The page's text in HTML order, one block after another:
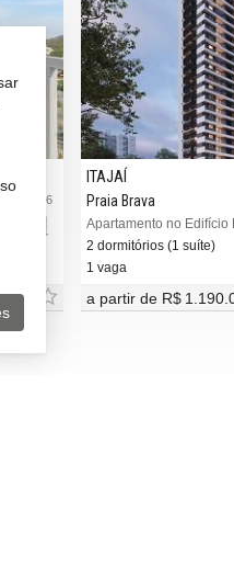
#1.636
ITAJAÍ
Praia Brava
Apartamento no Edifício
2 dormitórios (1 suíte)
1 vaga
a partir de R$